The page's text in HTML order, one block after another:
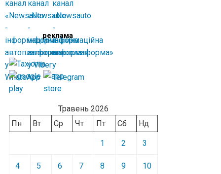
реклама
Травень 2026
Пн
Вт Ср Чт Пт Сб Нд
1 2 3
4 5 6 7 8 9 10